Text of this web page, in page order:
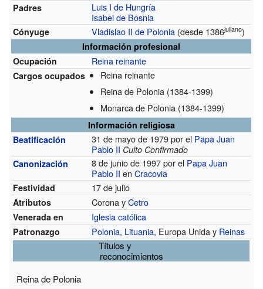
Padres
Luis I de Hungría
Isabel de Bosnia
Cónyuge Vladislao II de Polonia (desde 1386juliano)
Información profesional
Ocupación
Reina reinante
Cargos ocupados
Reina reinante
Reina de Polonia (1384-1399)
Monarca de Polonia (1384-1399)
Información religiosa
Beatificación
31 de mayo de 1979 por el PapaJuan
Pablo II Culto Confirmado
Canonización
8 de junio de 1997 por el PapaJuan
Pablo II enCracovia
Festividad 17 de julio
Atributos Corona yCetro
Venerada en Iglesia católica
Patronazgo Polonia, Lituania, Europa Unida y Reinas
Títulos y
reconocimientos
Reina de Polonia